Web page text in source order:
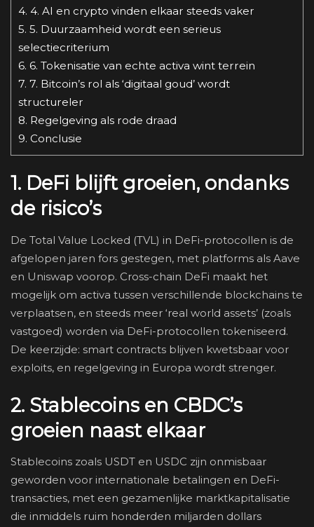
4. 4. AI en crypto vinden elkaar steeds vaker
5. 5. Duurzaamheid wordt een serieus
selectiecriterium
6. 6. Tokenisatie van echte activa wint terrein
7. 7. Bitcoin’s rol als ‘digitaal goud’ wordt
structureler
8. Regelgeving als rode draad
9. Conclusie
1. DeFi blijft groeien, ondanks
de risico’s
De Total Value Locked (TVL) in DeFi-protocollen is de
afgelopen jaren fors gestegen, met platforms als Aave
en Uniswap voorop. Cross-chain DeFi maakt het
mogelijk om activa tussen verschillende blockchains te
verplaatsen, en steeds meer ‘real world assets’ (zoals
vastgoed) worden via DeFi-protocollen tokeniseerd.
De keerzijde: smart contracts blijven kwetsbaar voor
exploits, en regelgeving in Europa wordt strenger.
2. Stablecoins en CBDC’s
groeien naast elkaar
Stablecoins zoals USDT en USDC zijn onmisbaar
geworden voor internationale betalingen en DeFi-
transacties, met een gezamenlijke marktkapitalisatie
die inmiddels ruim honderden miljarden dollars